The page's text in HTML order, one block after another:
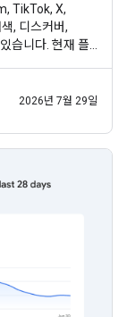
TikTok, X,
, 디스커버,
습니다. 현재 플
2026년 7월 29일